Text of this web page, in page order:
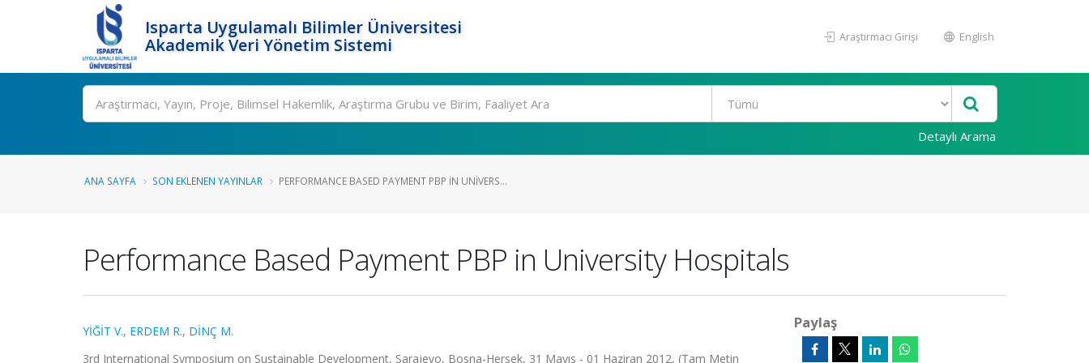
Isparta Uygulamalı Bilimler Üniversitesi
Akademik Veri Yönetim Sistemi
Araştırmacı Girişi English
Ara
Detaylı Arama
ANA SAYFA SON EKLENEN YAYINLAR PERFORMANCE BASED PAYMENT PBP IN UNIVERS...
Performance Based Payment PBP in University Hospitals
YİĞİT V., ERDEM R., DİNÇ M.
3rd International Symposium on Sustainable Development, Sarajevo, Bosna-Hersek, 31 Mayıs - 01 Haziran 2012, (Tam Metin
Paylaş